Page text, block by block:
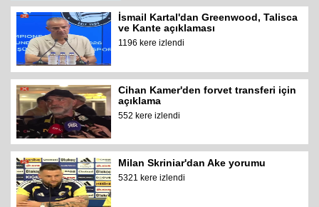
İsmail Kartal'dan Greenwood, Talisca
ve Kante açıklaması
1196 kere izlendi
Cihan Kamer'den forvet transferi için
açıklama
552 kere izlendi
Milan Skriniar'dan Ake yorumu
5321 kere izlendi